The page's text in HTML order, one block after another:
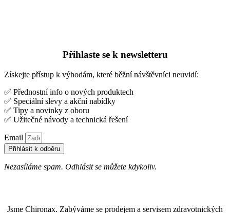
Přihlaste se k newsletteru
Získejte přístup k výhodám, které běžní návštěvníci neuvidí:
✅ Přednostní info o nových produktech
✅ Speciální slevy a akční nabídky
✅ Tipy a novinky z oboru
✅ Užitečné návody a technická řešení
Email
Přihlásit k odběru
Nezasíláme spam. Odhlásit se můžete kdykoliv.
Jsme Chironax. Zabýváme se prodejem a servisem zdravotnických